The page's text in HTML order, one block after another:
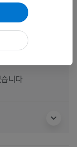
니다